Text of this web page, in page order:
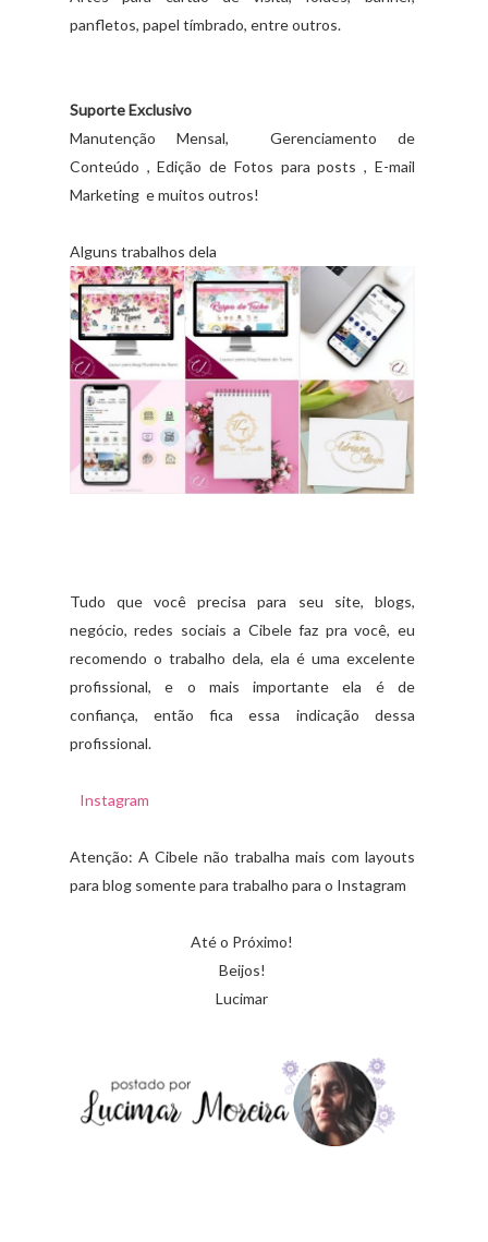
panfletos, papel tímbrado, entre outros.
Suporte Exclusivo
Manutenção Mensal, Gerenciamento de
Conteúdo , Edição de Fotos para posts , E-mail
Marketing e muitos outros!
Alguns trabalhos dela
Tudo que você precisa para seu site, blogs,
negócio, redes sociais a Cibele faz pra você, eu
recomendo o trabalho dela, ela é uma excelente
profissional, e o mais importante ela é de
confiança, então fica essa indicação dessa
profissional.
Instagram
Atenção: A Cibele não trabalha mais com layouts
para blog somente para trabalho para o Instagram
Até o Próximo!
Beijos!
Lucimar